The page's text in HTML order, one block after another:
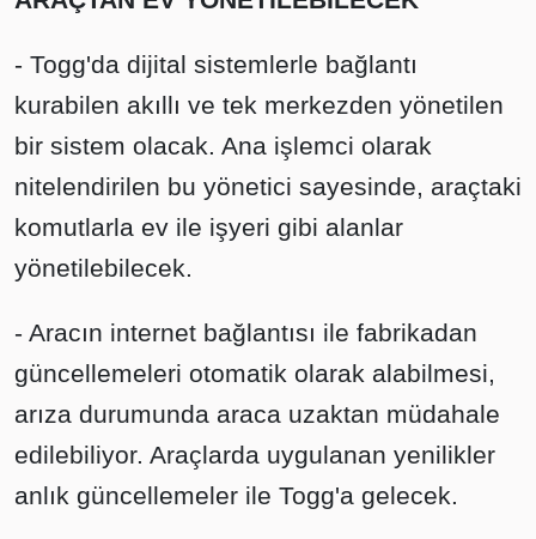
- Togg'da dijital sistemlerle bağlantı
kurabilen akıllı ve tek merkezden yönetilen
bir sistem olacak. Ana işlemci olarak
nitelendirilen bu yönetici sayesinde, araçtaki
komutlarla ev ile işyeri gibi alanlar
yönetilebilecek.
- Aracın internet bağlantısı ile fabrikadan
güncellemeleri otomatik olarak alabilmesi,
arıza durumunda araca uzaktan müdahale
edilebiliyor. Araçlarda uygulanan yenilikler
anlık güncellemeler ile Togg'a gelecek.